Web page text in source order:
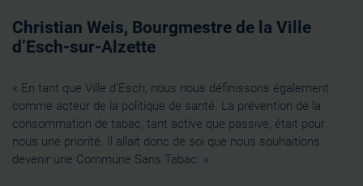
Christian Weis, Bourgmestre de la Ville
d’Esch-sur-Alzette
« En tant que Ville d’Esch, nous nous définissons également
comme acteur de la politique de santé. La prévention de la
consommation de tabac, tant active que passive, était pour
nous une priorité. Il allait donc de soi que nous souhaitions
devenir une Commune Sans Tabac. »